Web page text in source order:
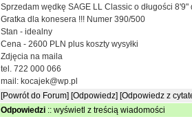
Sprzedam wędkę SAGE LL Classic o długości 8'9"
Gratka dla konesera !!! Numer 390/500
Stan - idealny
Cena - 2600 PLN plus koszty wysyłki
Zdjęcia na maila
tel. 722 000 066
mail: kocajek@wp.pl
[Powrót do Forum] [Odpowiedz] [Odpowiedz z
Odpowiedzi :: wyświetl z treścią wiadomości